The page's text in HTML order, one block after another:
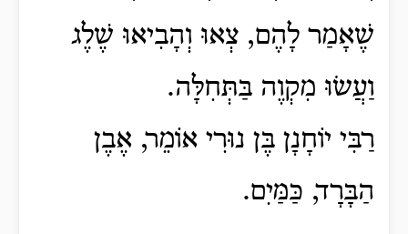
שֶׁאָמַר לָהֶם, צְאוּ וְהָבִיאוּ שֶׁלֶג
וַעֲשׂוּ מִקְוֶה בַּתְּחִלָּה.
רַבִּי יוֹחָנָן בֶּן נוּרִי אוֹמֵר, אֶבֶן
הַבָּרָד, כַּמַּיִם.